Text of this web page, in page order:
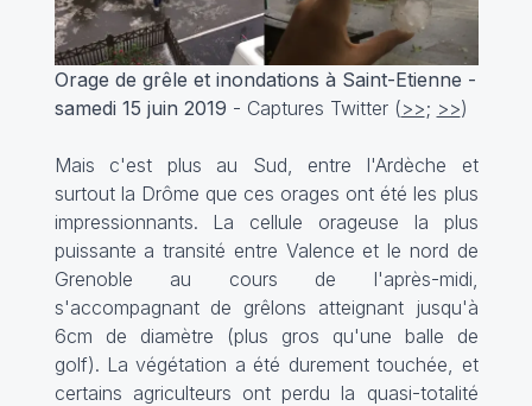
Orage de grêle et inondations à Saint-Etienne -
samedi 15 juin 2019 - Captures Twitter (>>; >>)
Mais c'est plus au Sud, entre l'Ardèche et
surtout la Drôme que ces orages ont été les plus
impressionnants. La cellule orageuse la plus
puissante a transité entre Valence et le nord de
Grenoble au cours de l'après-midi,
s'accompagnant de grêlons atteignant jusqu'à
6cm de diamètre (plus gros qu'une balle de
golf). La végétation a été durement touchée, et
certains agriculteurs ont perdu la quasi-totalité